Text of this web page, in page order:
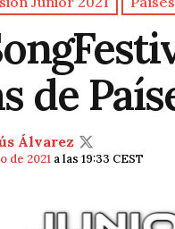
de
Álvarez
de 2021 a las 19:33 CEST